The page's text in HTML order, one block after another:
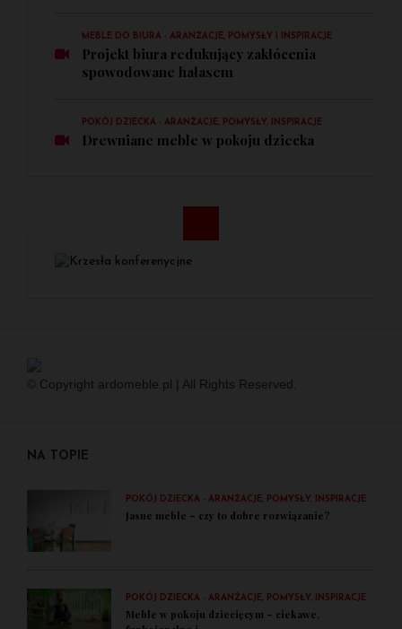
MEBLE DO BIURA - ARANŻACJE, POMYSŁY I INSPIRACJE
Projekt biura redukujący zakłócenia
spowodowane hałasem
POKÓJ DZIECKA - ARANŻACJE, POMYSŁY, INSPIRACJE
Drewniane meble w pokoju dziecka
© Copyright ardomeble.pl | All Rights Reserved.
NA TOPIE
POKÓJ DZIECKA - ARANŻACJE, POMYSŁY, INSPIRACJE
Jasne meble – czy to dobre rozwiązanie?
POKÓJ DZIECKA - ARANŻACJE, POMYSŁY, INSPIRACJE
Meble w pokoju dziecięcym – ciekawe,